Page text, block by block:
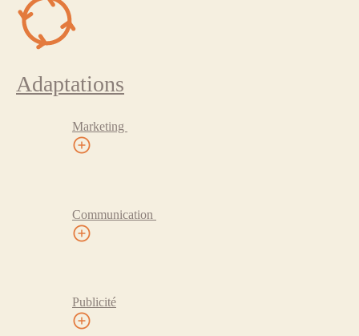
Adaptations
Marketing
Communication
Publicité